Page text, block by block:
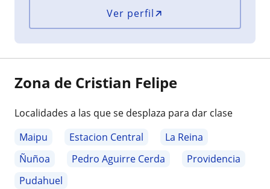
Ver perfil
Zona de Cristian Felipe
Localidades a las que se desplaza para dar clase
Maipu
Estacion Central
La Reina
Ñuñoa
Pedro Aguirre Cerda
Providencia
Pudahuel